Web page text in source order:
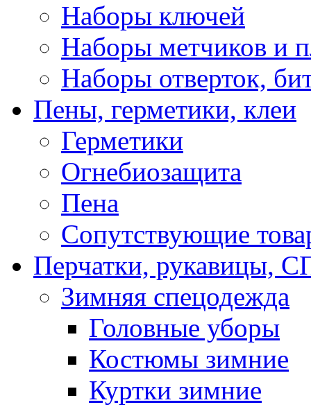
Наборы ключей
Наборы метчиков и
Наборы отверток,
Пены, герметики, клеи
Герметики
Огнебиозащита
Пена
Сопутствующие
Перчатки,
Зимняя спецодежда
Головные уборы
Костюмы зимние
Куртки зимние